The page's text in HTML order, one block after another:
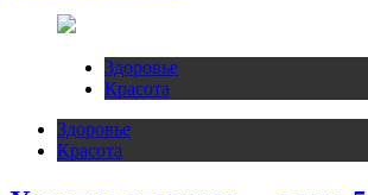
Здоровье
Красота
Здоровье
Красота